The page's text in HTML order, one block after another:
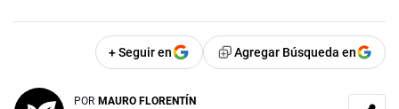
+ Seguir en Agregar Búsqueda en
POR MAURO FLORENTÍN